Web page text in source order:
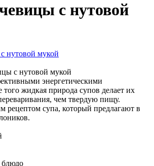
с нутовой
с нутовой мукой
энергетическими
жидкая природа супов делает их
чем твердую пищу.
рецептом супа, который предлагают в
блюдо